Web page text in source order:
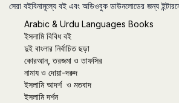
সেরা বইবিনামূল্যে বই এবং অডিওবুক ডাউনলোডের জন্য
Arabic & Urdu Languages Books
ইসলামি বিবিধ বই
দুই বাংলার নির্বাচিত ছড়া
কোরআন, তরজমা ও তাফসির
নামায ও দোয়া-দরুদ
ইসলামি আদর্শ ও মতবাদ
ইসলামি দর্শন